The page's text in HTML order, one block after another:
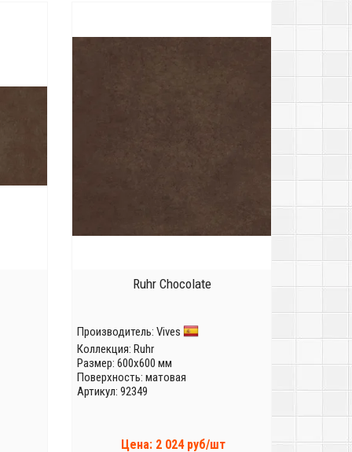
Ruhr Chocolate
Производитель: Vives
Коллекция: Ruhr
Размер: 600x600 мм
Поверхность: матовая
Артикул: 92349
Цена: 2 024 руб/шт